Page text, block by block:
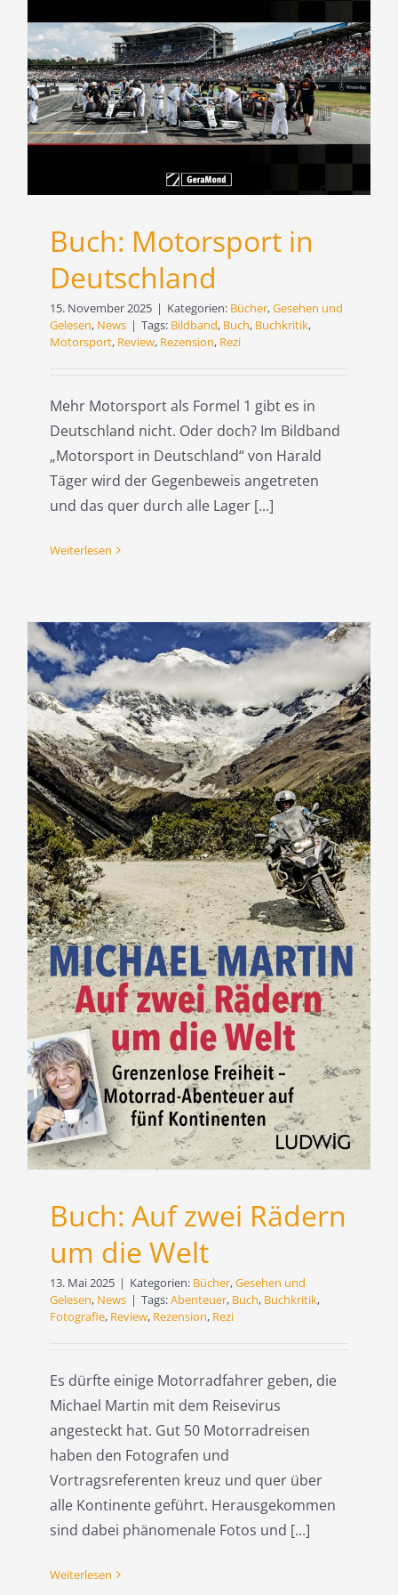
Buch: Motorsport in
Deutschland
15. November 2025 | Kategorien: Bücher,Gesehen und
Gelesen, News | Tags: Bildband, Buch, Buchkritik,
Motorsport, Review, Rezension, Rezi
Mehr Motorsport als Formel 1 gibt es in
Deutschland nicht. Oder doch? Im Bildband
„Motorsport in Deutschland“ von Harald
Täger wird der Gegenbeweis angetreten
und das quer durch alle Lager [...]
Weiterlesen
Buch: Auf zwei Rädern
um die Welt
13. Mai 2025 | Kategorien: Bücher,Gesehen und
Gelesen, News | Tags:Abenteuer, Buch, Buchkritik,
Fotografie, Review, Rezension, Rezi
Es dürfte einige Motorradfahrer geben, die
Michael Martin mit dem Reisevirus
angesteckt hat. Gut 50 Motorradreisen
haben den Fotografen und
Vortragsreferenten kreuz und quer über
alle Kontinente geführt. Herausgekommen
sind dabei phänomenale Fotos und [...]
Weiterlesen